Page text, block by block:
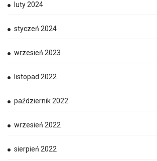
luty 2024
styczeń 2024
wrzesień 2023
listopad 2022
październik 2022
wrzesień 2022
sierpień 2022